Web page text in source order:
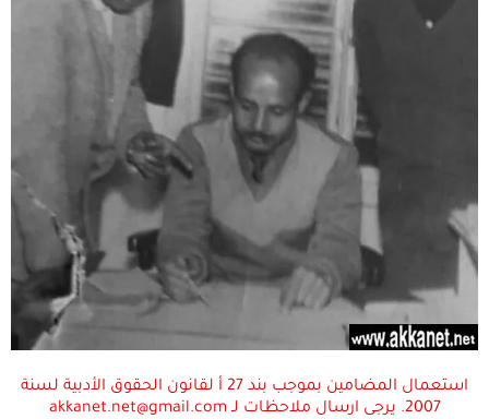
استعمال المضامين بموجب بند 27 أ لقانون الحقوق الأدبية لسنة
2007. يرجى ارسال ملاحظات لـ akkanet.net@gmail.com